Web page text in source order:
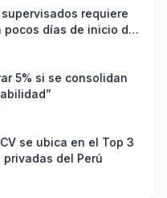
requiere
pocos días de inicio del
5% si se consolidan
se ubica en el Top 3
del Perú